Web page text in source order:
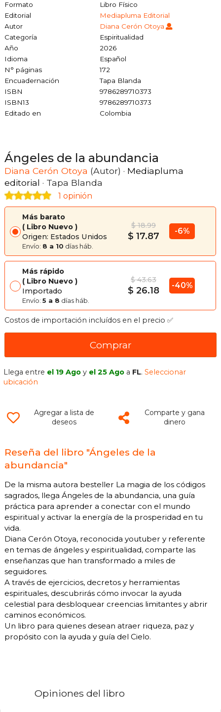
Formato
Libro Físico
Editorial
Mediapluma Editorial
Autor
Diana Cerón Otoya
Categoría
Espiritualidad
Año
2026
Idioma
Español
N° páginas
172
Encuadernación
Tapa Blanda
ISBN
9786289710373
ISBN13
9786289710373
Editado en
Colombia
Ángeles de la abundancia
Diana Cerón Otoya (Autor) · Mediapluma
editorial · Tapa Blanda
1 opinión
Más barato
Libro Nuevo
Origen: Estados Unidos
Envío: 8 a 10 días háb.
$ 18.99
$ 17.87 -6%
Más rápido
Libro Nuevo
Importado
Envío: 5 a 8 días háb.
$ 43.63
$ 26.18 -40%
Costos de importación incluídos en el precio ✅
Comprar
Llega entre el 19 Ago y el 25 Ago a FL.Seleccionar
ubicación
Agregar a lista de
deseos
Comparte y gana
dinero
Reseña del libro "Ángeles de la
abundancia"
De la misma autora besteller La magia de los códigos
sagrados, llega Ángeles de la abundancia, una guía
práctica para aprender a conectar con el mundo
espiritual y activar la energía de la prosperidad en tu
vida.
Diana Cerón Otoya, reconocida youtuber y referente
en temas de ángeles y espiritualidad, comparte las
enseñanzas que han transformado a miles de
seguidores.
A través de ejercicios, decretos y herramientas
espirituales, descubrirás cómo invocar la ayuda
celestial para desbloquear creencias limitantes y abrir
caminos económicos.
Un libro para quienes desean atraer riqueza, paz y
propósito con la ayuda y guía del Cielo.
Opiniones del libro